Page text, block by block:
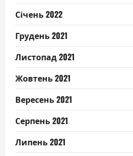
Січень 2022
Грудень 2021
Листопад 2021
Жовтень 2021
Вересень 2021
Серпень 2021
Липень 2021